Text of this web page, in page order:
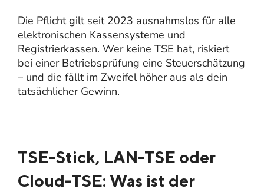
Die Pflicht gilt seit 2023 ausnahmslos für alle
elektronischen Kassensysteme und
Registrierkassen. Wer keine TSE hat, riskiert
bei einer Betriebsprüfung eine Steuerschätzung
– und die fällt im Zweifel höher aus als dein
tatsächlicher Gewinn.
TSE-Stick, LAN-TSE oder
Cloud-TSE: Was ist der